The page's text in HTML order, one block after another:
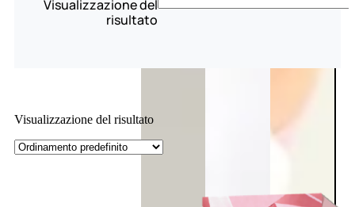
Visualizzazione del
risultato
Visualizzazione del risultato